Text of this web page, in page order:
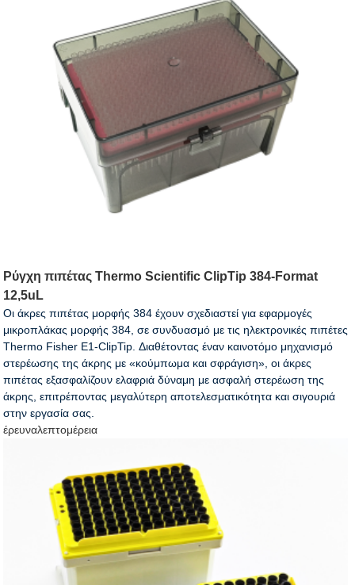
Ρύγχη πιπέτας Thermo Scientific ClipTip 384-Format
12,5uL
Οι άκρες πιπέτας μορφής 384 έχουν σχεδιαστεί για εφαρμογές
μικροπλάκας μορφής 384, σε συνδυασμό με τις ηλεκτρονικές πιπέτες
Thermo Fisher E1-ClipTip. Διαθέτοντας έναν καινοτόμο μηχανισμό
στερέωσης της άκρης με «κούμπωμα και σφράγιση», οι άκρες
πιπέτας εξασφαλίζουν ελαφριά δύναμη με ασφαλή στερέωση της
άκρης, επιτρέποντας μεγαλύτερη αποτελεσματικότητα και σιγουριά
στην εργασία σας.
έρευναλεπτομέρεια